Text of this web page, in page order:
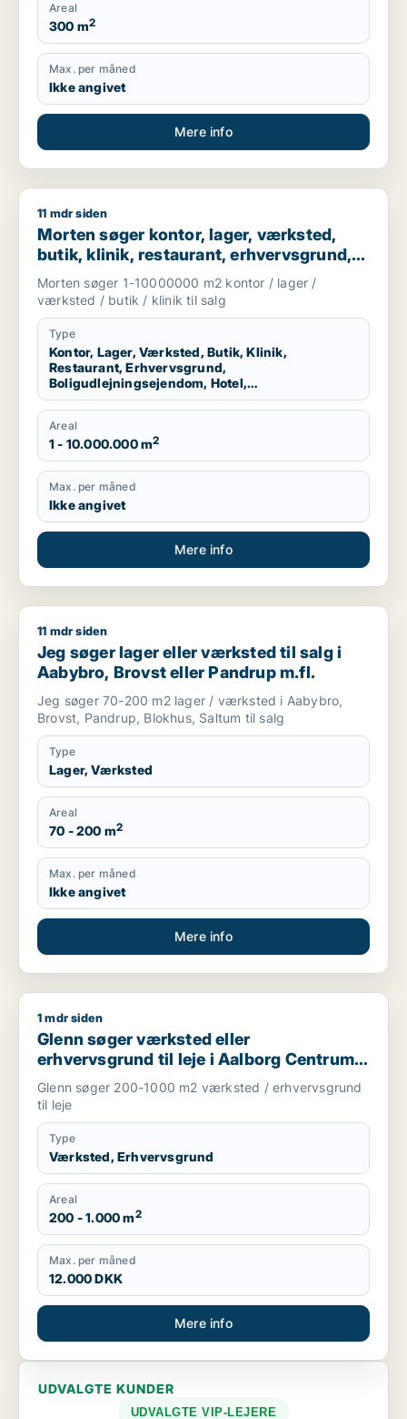
Areal
300 m2
Max. per måned
Ikke angivet
Mere info
Morten søger kontor, lager, værksted, butik, klinik,
11 mdr siden
Morten søger kontor, lager, værksted,
butik, klinik, restaurant, erhvervsgrund,
boligudlejningsejendom, hotel eller
produktionslokaler til salg i Region
Nordjylland
Morten søger 1-10000000 m2 kontor / lager /
værksted / butik / klinik til salg
Type
Kontor, Lager, Værksted, Butik, Klinik,
Restaurant, Erhvervsgrund,
Boligudlejningsejendom, Hotel,
Produktionslokaler
Areal
1 - 10.000.000 m2
Max. per måned
Ikke angivet
Mere info
Jeg søger lager eller værksted til salg i Aabybro, Brovst
11 mdr siden
Jeg søger lager eller værksted til salg i
Aabybro, Brovst eller Pandrup m.fl.
Jeg søger 70-200 m2 lager / værksted i Aabybro,
Brovst, Pandrup, Blokhus, Saltum til salg
Type
Lager, Værksted
Areal
70 - 200 m2
Max. per måned
Ikke angivet
Mere info
Glenn søger værksted eller erhvervsgrund til leje i Aalborg
1 mdr siden
Glenn søger værksted eller
erhvervsgrund til leje i Aalborg Centrum,
Aalborg SV eller Aalborg SØ m.fl.
Glenn søger 200-1000 m2 værksted / erhvervsgrund
til leje
Type
Værksted, Erhvervsgrund
Areal
200 - 1.000 m2
Max. per måned
12.000 DKK
Mere info
UDVALGTE KUNDER
UDVALGTE VIP-LEJERE